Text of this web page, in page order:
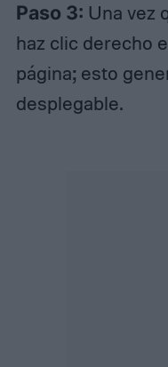
Paso 3: Una vez
haz clic derecho
página; esto
desplegable.